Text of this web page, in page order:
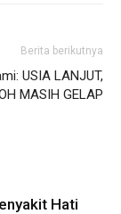
Berita berikutnya
USIA LANJUT,
MASIH GELAP
Hati